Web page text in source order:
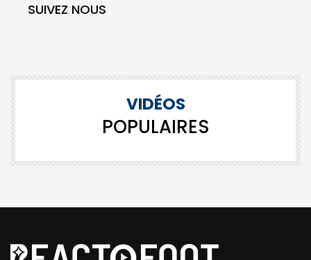
SUIVEZ NOUS
VIDÉOS
POPULAIRES